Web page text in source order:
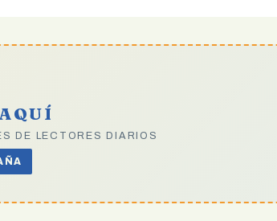
DE LECTORES DIARIOS